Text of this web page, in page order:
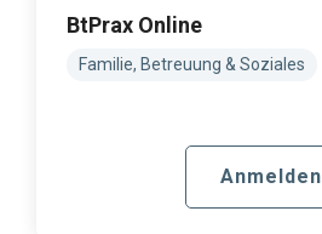
BtPrax Online
Familie, Betreuung & Soziales
Anmelden